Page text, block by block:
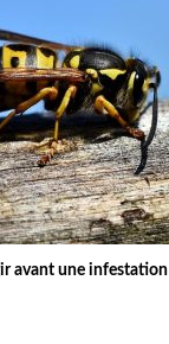
avant une infestation